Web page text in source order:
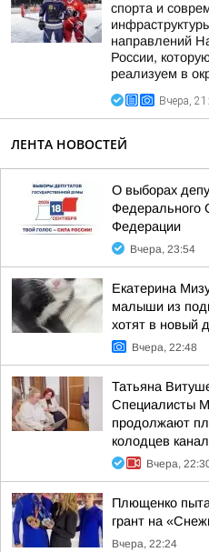
спорта и
направлений
России,
реализуем в
Вчера,
ЛЕНТА НОВОСТЕЙ
О выборах
Федерального
Федерации
Вчера, 23:54
Екатерина
малыши из
хотят в новый
Вчера, 22:48
Татьяна
Специалисты
продолжают
колодцев
Вчера,
Плющенко
грант на
Вчера, 22:24